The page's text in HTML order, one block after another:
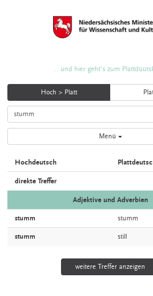
... und hier geht's zum
Hoch > Platt
Menü
Hochdeutsch
direkte Treffer
Adjektive und Adverbien
stumm stumm
stumm still
weitere Treffer anzeigen